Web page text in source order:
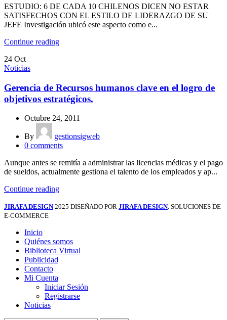
ESTUDIO: 6 DE CADA 10 CHILENOS DICEN NO ESTAR
SATISFECHOS CON EL ESTILO DE LIDERAZGO DE SU
JEFE Investigación ubicó este aspecto como e...
Continue reading
24 Oct
Noticias
Gerencia de Recursos humanos clave en el logro de
objetivos estratégicos.
Octubre 24, 2011
By
gestionsigweb
0 comments
Aunque antes se remitía a administrar las licencias médicas y el pago
de sueldos, actualmente gestiona el talento de los empleados y ap...
Continue reading
JIRAFA DESIGN 2025 DISEÑADO POR JIRAFA DESIGN. SOLUCIONES DE
E-COMMERCE
Inicio
Quiénes somos
Biblioteca Virtual
Publicidad
Contacto
Mi Cuenta
Iniciar Sesión
Registrarse
Noticias